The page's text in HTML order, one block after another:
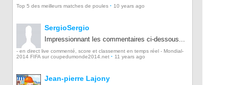
Top 5 des meilleurs matches de poules · 10 years ago
SergioSergio
Impressionnant les commentaires ci-dessous...
- en direct live commenté, score et classement en temps réel - Mondial-
2014 FIFA sur coupedumonde2014.net · 11 years ago
Jean-pierre Lajony